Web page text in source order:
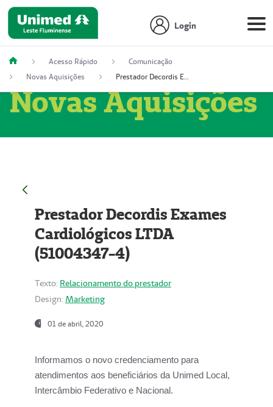
Login
Acesso Rápido
Comunicação
Novas Aquisições
Prestador Decordis Exames Cardiológicos LTDA (51004347-4)
Novas Aquisições
Prestador Decordis Exames
Cardiológicos LTDA
(51004347-4)
Texto: Relacionamento do prestador
Design: Marketing
01 de abril, 2020
Informamos o novo credenciamento para
atendimentos aos beneficiários da Unimed Local,
Intercâmbio Federativo e Nacional.